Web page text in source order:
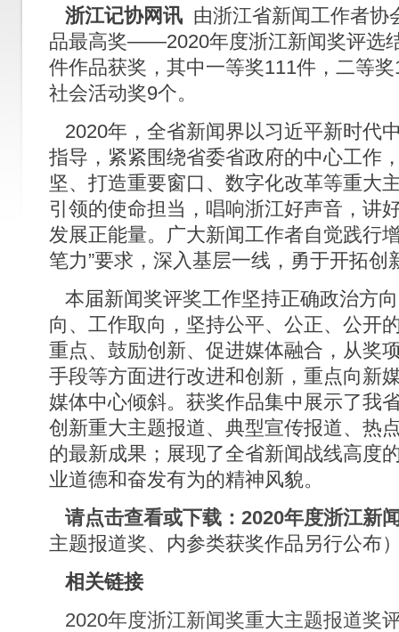
浙江记协网讯 由浙江省新闻工作者协
品最高奖——2020年度浙江新闻奖评选
件作品获奖，其中一等奖111件，二等
社会活动奖9个。
2020年，全省新闻界以习近平新时代
指导，紧紧围绕省委省政府的中心工作
坚、打造重要窗口、数字化改革等重大
引领的使命担当，唱响浙江好声音，讲
发展正能量。广大新闻工作者自觉践行
笔力”要求，深入基层一线，勇于开拓创
本届新闻奖评奖工作坚持正确政治方
向、工作取向，坚持公平、公正、公开
重点、鼓励创新、促进媒体融合，从奖
手段等方面进行改进和创新，重点向新
媒体中心倾斜。获奖作品集中展示了我
创新重大主题报道、典型宣传报道、热
的最新成果；展现了全省新闻战线高度
业道德和奋发有为的精神风貌。
请点击查看或下载：2020年度浙江新
主题报道奖、内参类获奖作品另行公布
相关链接
2020年度浙江新闻奖重大主题报道奖